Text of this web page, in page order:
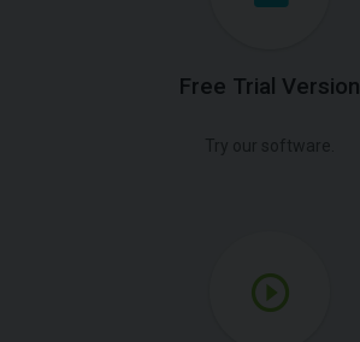
Free Trial Version